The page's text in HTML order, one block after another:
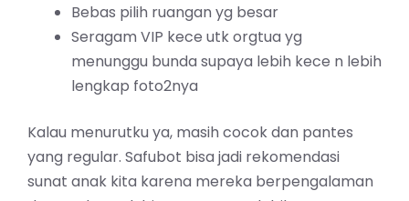
Bebas pilih ruangan yg besar
Seragam VIP kece utk orgtua yg
menunggu bunda supaya lebih kece n lebih
lengkap foto2nya
Kalau menurutku ya, masih cocok dan pantes
yang regular. Safubot bisa jadi rekomendasi
sunat anak kita karena mereka berpengalaman